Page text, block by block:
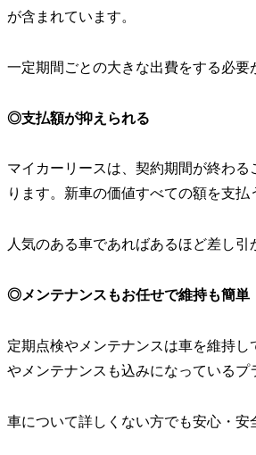
が含まれています。
一定期間ごとの大きな出費をする必要
◎支払額が抑えられる
マイカーリースは、契約期間が終わ
ります。新車の価値すべての額を支
人気のある車であればあるほど差し
◎メンテナンスもお任せで維持も簡単
定期点検やメンテナンスは車を維持
やメンテナンスも込みになっているプ
車について詳しくない方でも安心・安